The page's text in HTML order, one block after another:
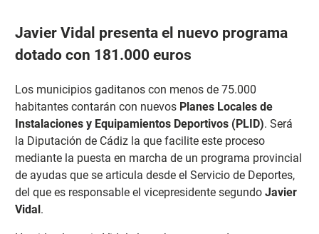
Javier Vidal presenta el nuevo programa
dotado con 181.000 euros
Los municipios gaditanos con menos de 75.000
habitantes contarán con nuevos Planes Locales de
Instalaciones y Equipamientos Deportivos (PLID). Será
la Diputación de Cádiz la que facilite este proceso
mediante la puesta en marcha de un programa provincial
de ayudas que se articula desde el Servicio de Deportes,
del que es responsable el vicepresidente segundo Javier
Vidal.